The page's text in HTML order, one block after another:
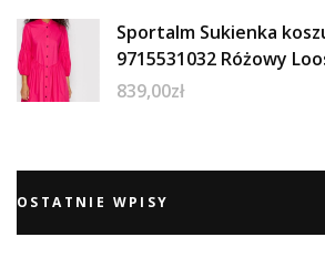
Sportalm Sukienka
9715531032 Różowy
839,00zł
OSTATNIE WPISY